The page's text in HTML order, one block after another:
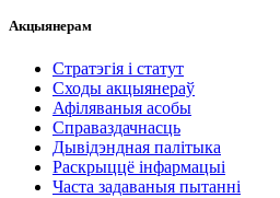
Акцыянерам
Стратэгія і статут
Сходы акцыянераў
Афіляваныя асобы
Справаздачнасць
Дывідэндная палітыка
Раскрыццё інфармацыі
Часта задаваныя пытанні